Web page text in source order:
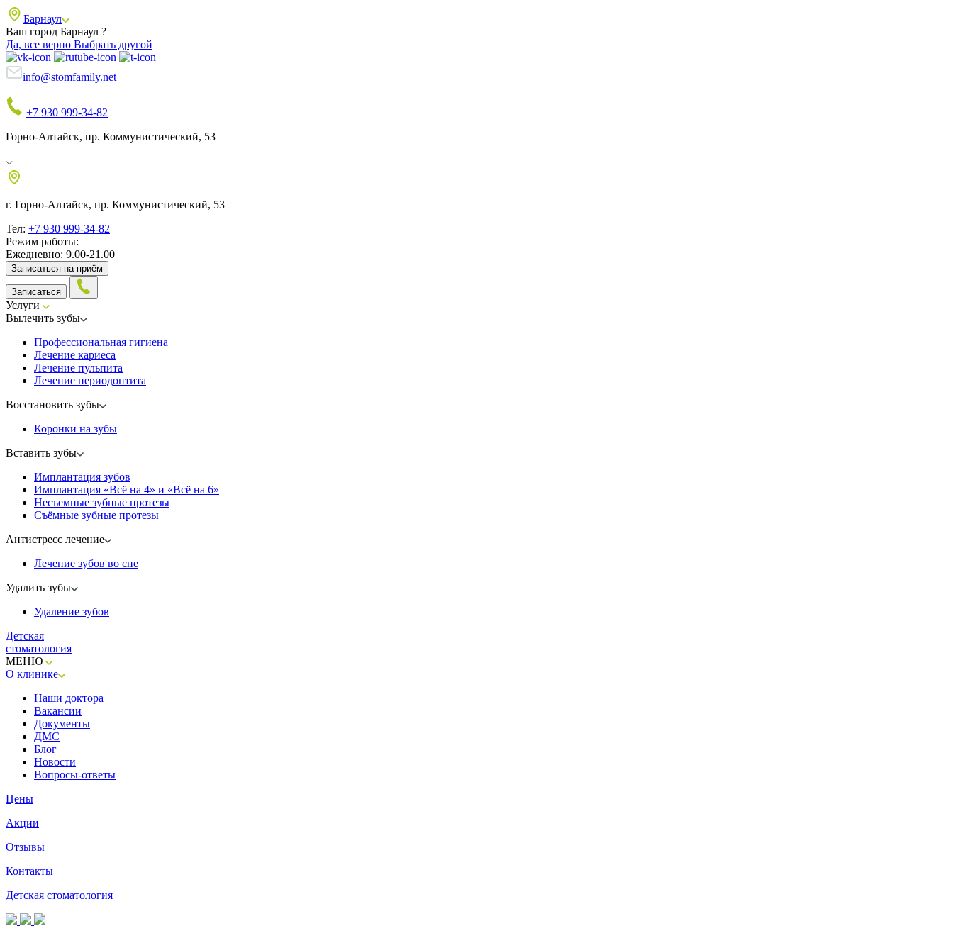
Барнаул
Ваш город Барнаул ?
Да, все верно Выбрать другой
info@stomfamily.net
+7 930 999-34-82
Горно-Алтайск, пр. Коммунистический, 53
г. Горно-Алтайск, пр. Коммунистический, 53
Тел: +7 930 999-34-82
Режим работы:
Ежедневно: 9.00-21.00
Записаться на приём
Записаться
Услуги
Вылечить зубы
Профессиональная гигиена
Лечение кариеса
Лечение пульпита
Лечение периодонтита
Восстановить зубы
Коронки на зубы
Вставить зубы
Имплантация зубов
Имплантация «‎Всё на 4» и «‎Всё на 6»
Несъемные зубные протезы
Съёмные зубные протезы
Антистресс лечение
Лечение зубов во сне
Удалить зубы
Удаление зубов
Детская
стоматология
МЕНЮ
О клинике
Наши доктора
Вакансии
Документы
ДМС
Блог
Новости
Вопросы-ответы
Цены
Акции
Отзывы
Контакты
Детская стоматология